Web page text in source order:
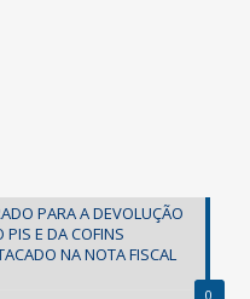
0
PARA A DEVOLUÇÃO
E DA COFINS
NA NOTA FISCAL